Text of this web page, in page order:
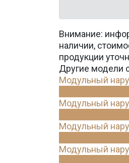
Внимание:
наличии,
продукции
Другие модели
Модульный
Модульный
Модульный
Модульный